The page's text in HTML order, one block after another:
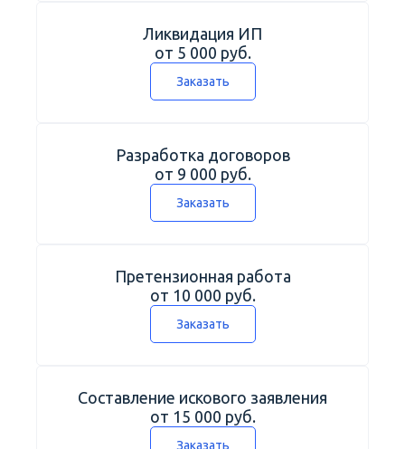
Ликвидация ИП
от 5 000 руб.
Заказать
Разработка договоров
от 9 000 руб.
Заказать
Претензионная работа
от 10 000 руб.
Заказать
Составление искового заявления
от 15 000 руб.
Заказать